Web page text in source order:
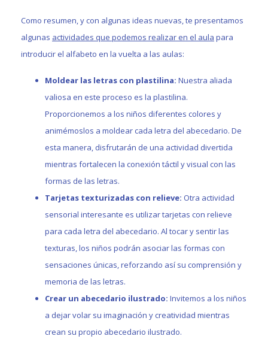
Como resumen, y con algunas ideas nuevas, te presentamos
algunas actividades que podemos realizar en el aula para
introducir el alfabeto en la vuelta a las aulas:
Moldear las letras con plastilina: Nuestra aliada
valiosa en este proceso es la plastilina.
Proporcionemos a los niños diferentes colores y
animémoslos a moldear cada letra del abecedario. De
esta manera, disfrutarán de una actividad divertida
mientras fortalecen la conexión táctil y visual con las
formas de las letras.
Tarjetas texturizadas con relieve: Otra actividad
sensorial interesante es utilizar tarjetas con relieve
para cada letra del abecedario. Al tocar y sentir las
texturas, los niños podrán asociar las formas con
sensaciones únicas, reforzando así su comprensión y
memoria de las letras.
Crear un abecedario ilustrado: Invitemos a los niños
a dejar volar su imaginación y creatividad mientras
crean su propio abecedario ilustrado.